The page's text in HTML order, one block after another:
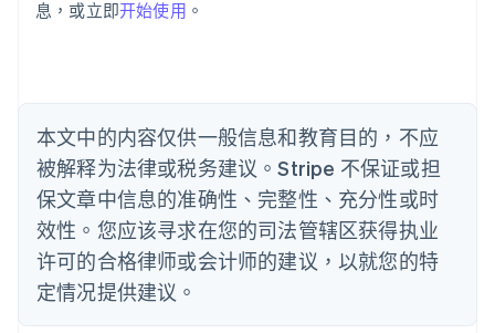
息，或立即开始使用 。
本文中的内容仅供一般信息和教育目的，不应
被解释为法律或税务建议。Stripe 不保证或担
保文章中信息的准确性、完整性、充分性或时
效性。您应该寻求在您的司法管辖区获得执业
许可的合格律师或会计师的建议，以就您的特
定情况提供建议。
PortuguêsEnglish
English
丹麦
English
德国
DeutschEnglish
法国
FrançaisEnglish
芬兰
EnglishSvenska